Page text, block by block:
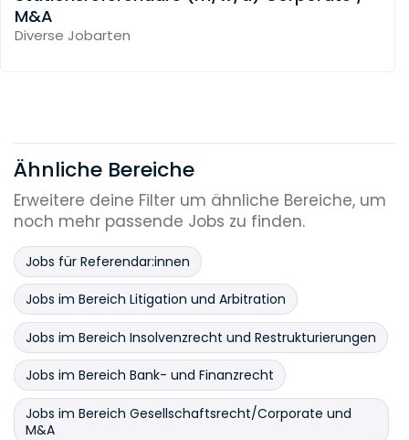
M&A
Diverse Jobarten
Ähnliche Bereiche
Erweitere deine Filter um ähnliche Bereiche, um
noch mehr passende Jobs zu finden.
Jobs für Referendar:innen
Jobs im Bereich Litigation und Arbitration
Jobs im Bereich Insolvenzrecht und Restrukturierungen
Jobs im Bereich Bank- und Finanzrecht
Jobs im Bereich Gesellschaftsrecht/Corporate und
M&A